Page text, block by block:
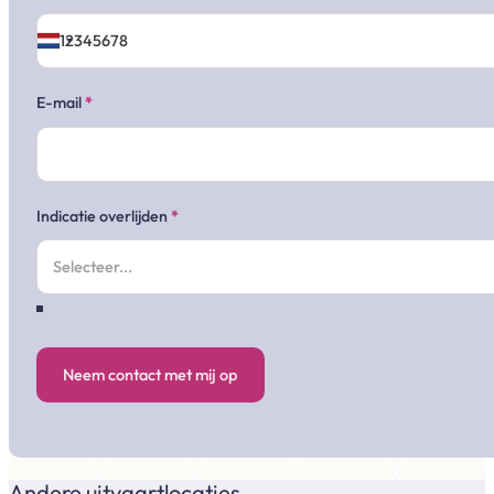
E-mail*
Indicatie overlijden *
Neem contact met mij op